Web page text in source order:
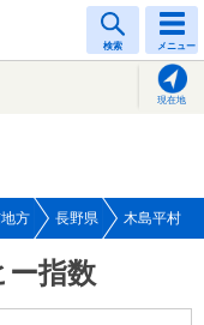
検索 メニュー
現在地
方 長野県 木島平村
ー指数